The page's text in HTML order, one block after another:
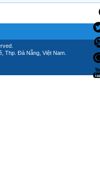
Thp. Đà Nẵng, Việt Nam.